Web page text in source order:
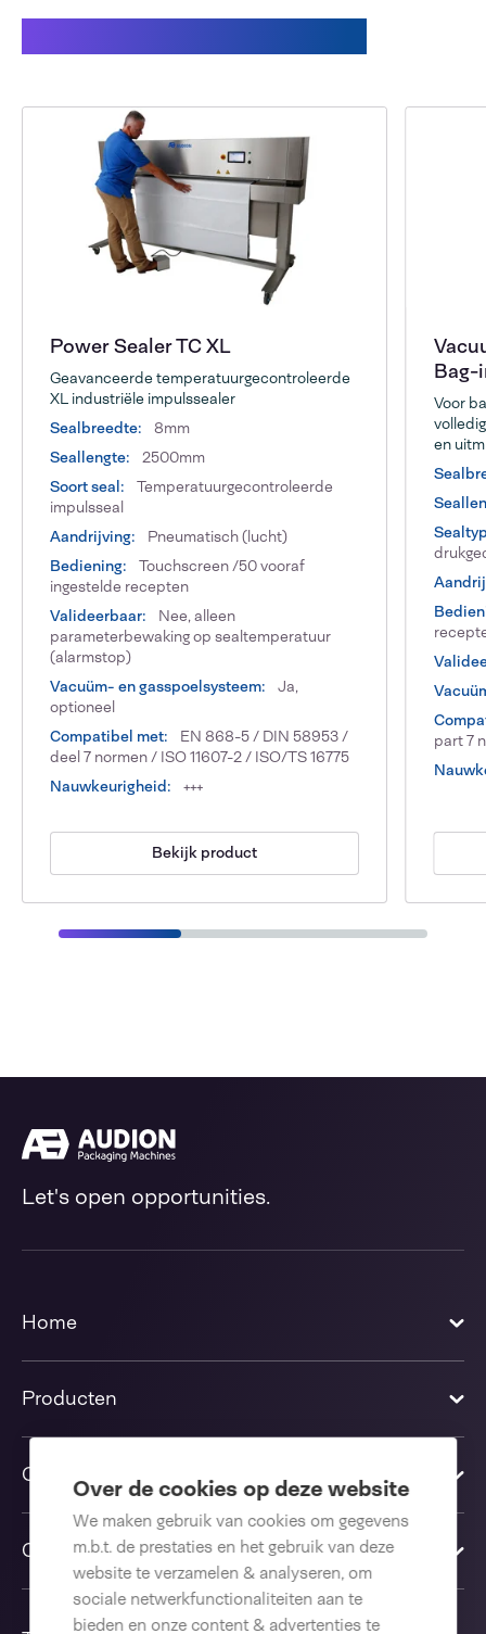
Over de cookies op deze website
We maken gebruik van cookies om gegevens
m.b.t. de prestaties en het gebruik van deze
website te verzamelen & analyseren, om
sociale netwerkfunctionaliteiten aan te
bieden en onze content & advertenties te
Power Sealer TC XL
Geavanceerde temperatuurgecontroleerde
XL industriële impulssealer
Sealbreedte:
8mm
Seallengte:
2500mm
Soort seal:
Temperatuurgecontroleerde
impulsseal
Aandrijving:
Pneumatisch (lucht)
Bediening:
Touchscreen /50 vooraf
ingestelde recepten
Valideerbaar:
Nee, alleen
parameterbewaking op sealtemperatuur
(alarmstop)
Vacuüm- en gasspoelsysteem:
Ja,
optioneel
Compatibel met:
EN 868-5 / DIN 58953 /
deel 7 normen / ISO 11607-2 / ISO/TS 16775
Nauwkeurigheid:
+++
Bekijk product
Bag-
Voor
en
part 7
Let's open opportunities.
Home
Producten
Oplossingen
Contact us